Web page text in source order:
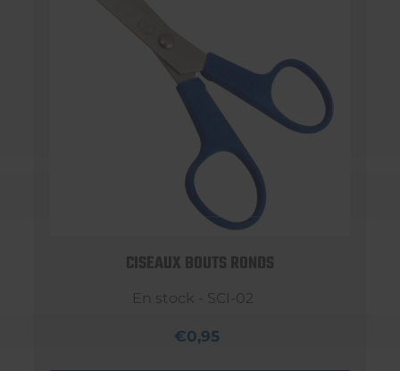
CISEAUX BOUTS RONDS
En stock - SCI-02
€0,95